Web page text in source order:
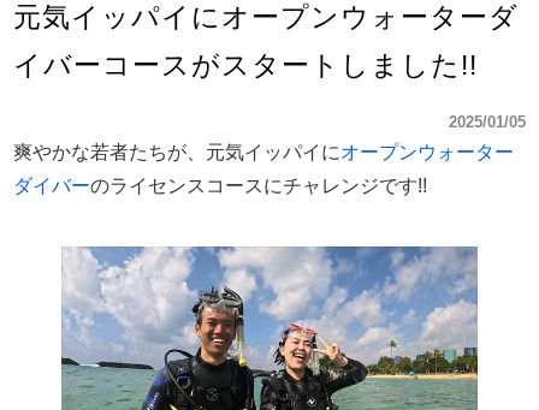
元気イッパイにオープンウォーターダ
イバーコースがスタートしました!!
2025/01/05
爽やかな若者たちが、元気イッパイにオープンウォーター
ダイバーのライセンスコースにチャレンジです!!